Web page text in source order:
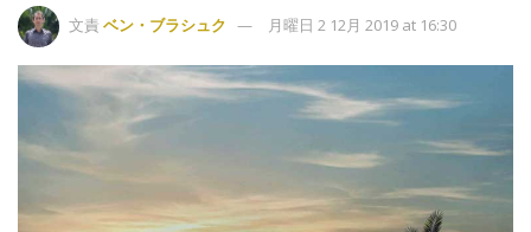
文責 ベン・ブラシュク 月曜日 2 12月 2019 at 16:30